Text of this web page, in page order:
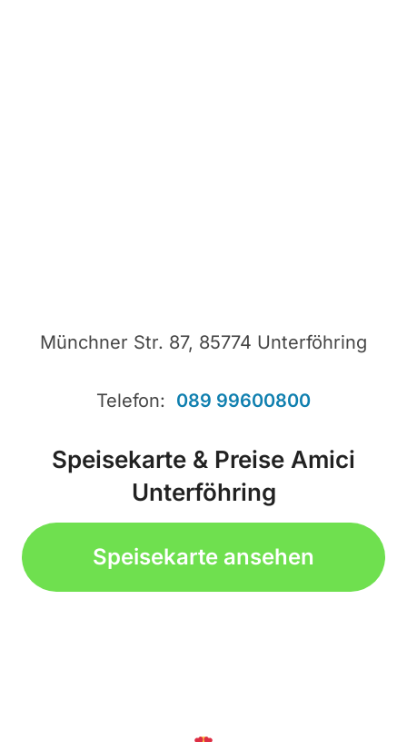
Münchner Str. 87, 85774 Unterföhring
Telefon: 089 99600800
Speisekarte & Preise Amici
Unterföhring
Speisekarte ansehen